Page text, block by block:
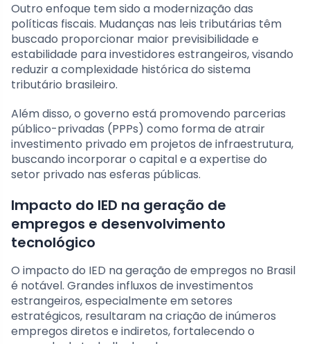
Outro enfoque tem sido a modernização das
políticas fiscais. Mudanças nas leis tributárias têm
buscado proporcionar maior previsibilidade e
estabilidade para investidores estrangeiros, visando
reduzir a complexidade histórica do sistema
tributário brasileiro.
Além disso, o governo está promovendo parcerias
público-privadas (PPPs) como forma de atrair
investimento privado em projetos de infraestrutura,
buscando incorporar o capital e a expertise do
setor privado nas esferas públicas.
Impacto do IED na geração de
empregos e desenvolvimento
tecnológico
O impacto do IED na geração de empregos no Brasil
é notável. Grandes influxos de investimentos
estrangeiros, especialmente em setores
estratégicos, resultaram na criação de inúmeros
empregos diretos e indiretos, fortalecendo o